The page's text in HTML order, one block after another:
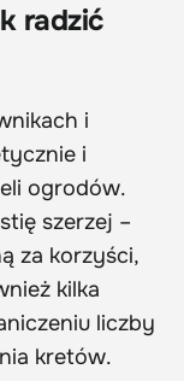
radzić
i
i
ogrodów.
szerzej –
za korzyści,
kilka
liczby
kretów.